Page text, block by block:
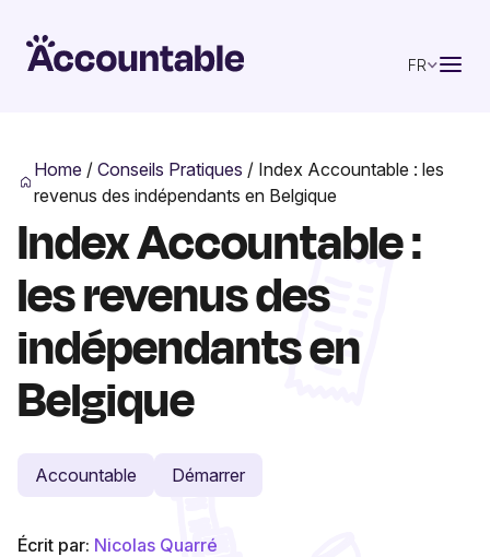
FR
Home / Conseils Pratiques / Index Accountable : les
revenus des indépendants en Belgique
Index Accountable :
les revenus des
indépendants en
Belgique
Accountable Démarrer
Écrit par: Nicolas Quarré